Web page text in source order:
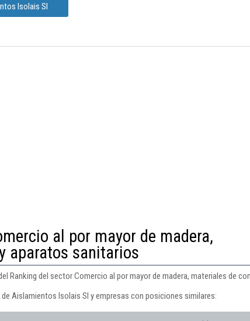
Isolais Sl
al por mayor de madera,
aparatos sanitarios
Ranking del sector Comercio al por mayor de madera, materiales de
Aislamientos Isolais Sl y empresas con posiciones similares: